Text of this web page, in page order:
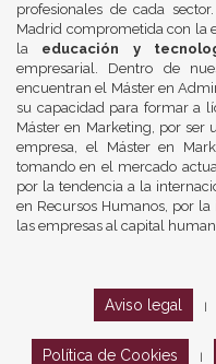
profesionales de cada
Madrid comprometida con la
la educación y
empresarial. Dentro de
encuentran el Máster en
su capacidad para formar a
Máster en Marketing, por ser
empresa, el Máster en
tomando en el mercado
por la tendencia a la
en Recursos Humanos, por
las empresas al capital
Aviso legal
Política de Cookies